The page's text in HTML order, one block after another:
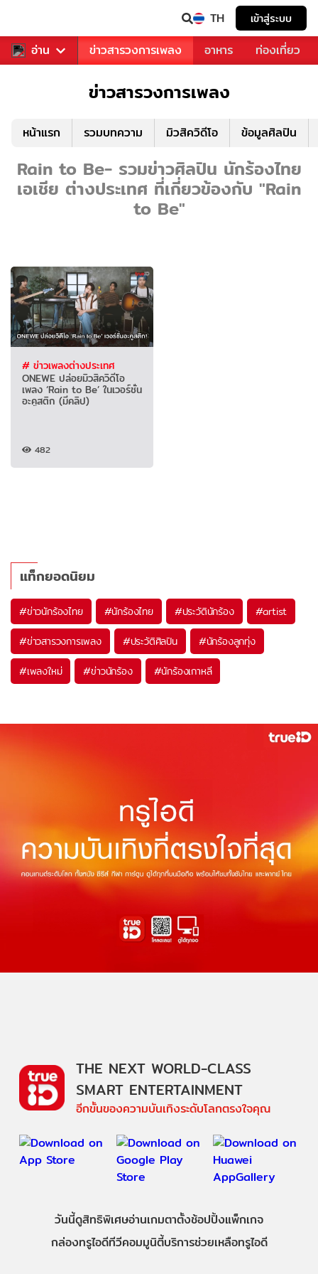
TH เข้าสู่ระบบ
อ่าน
ข่าวบันเทิง ข่าวสารวงการเพลง อาหาร ท่องเที่ยว
ข่าวสารวงการเพลง
หน้าแรก รวมบทความ มิวสิควิดีโอ ข้อมูลศิลปิน
Rain to Be- รวมข่าวศิลปิน นักร้องไทย
เอเชีย ต่างประเทศ ที่เกี่ยวข้องกับ "Rain
to Be"
# ข่าวเพลงต่างประเทศ
ONEWE ปล่อยมิวสิควิดีโอ
เพลง ‘Rain to Be’ ในเวอร์ชั่น
อะคูสติก (มีคลิป)
482
แท็กยอดนิยม
#ข่าวนักร้องไทย #นักร้องไทย #ประวัตินักร้อง #artist
#ข่าวสารวงการเพลง #ประวัติศิลปิน #นักร้องลูกทุ่ง
#เพลงใหม่ #ข่าวนักร้อง #นักร้องเกาหลี
THE NEXT WORLD-CLASS
SMART ENTERTAINMENT
อีกขั้นของความบันเทิงระดับโลกตรงใจคุณ
วันนี้ดูสิทธิพิเศษอ่านเกมตาตั้งช้อปปิ้งแพ็กเกจ
กล่องทรูไอดีทีวีคอมมูนิตี้บริการช่วยเหลือทรูไอดี